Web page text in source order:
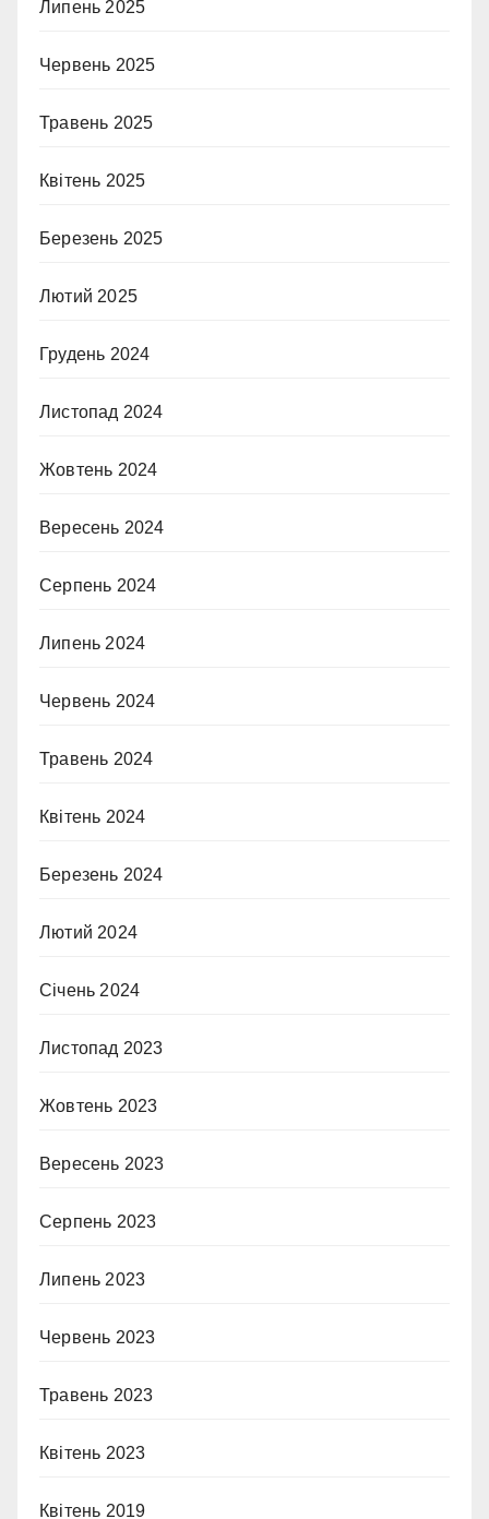
Липень 2025
Червень 2025
Травень 2025
Квітень 2025
Березень 2025
Лютий 2025
Грудень 2024
Листопад 2024
Жовтень 2024
Вересень 2024
Серпень 2024
Липень 2024
Червень 2024
Травень 2024
Квітень 2024
Березень 2024
Лютий 2024
Січень 2024
Листопад 2023
Жовтень 2023
Вересень 2023
Серпень 2023
Липень 2023
Червень 2023
Травень 2023
Квітень 2023
Квітень 2019